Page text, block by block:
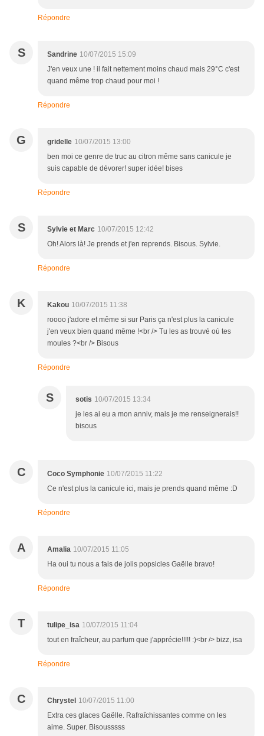
Répondre
S Sandrine 10/07/2015 15:09
J'en veux une ! il fait nettement moins chaud mais 29°C c'est
quand même trop chaud pour moi !
Répondre
G gridelle 10/07/2015 13:00
ben moi ce genre de truc au citron même sans canicule je
suis capable de dévorer! super idée! bises
Répondre
S Sylvie et Marc 10/07/2015 12:42
Oh! Alors là! Je prends et j'en reprends. Bisous. Sylvie.
Répondre
K Kakou 10/07/2015 11:38
roooo j'adore et même si sur Paris ça n'est plus la canicule
j'en veux bien quand même !<br /> Tu les as trouvé où tes
moules ?<br /> Bisous
Répondre
S sotis 10/07/2015 13:34
je les ai eu a mon anniv, mais je me renseignerais!!
bisous
C Coco Symphonie 10/07/2015 11:22
Ce n'est plus la canicule ici, mais je prends quand même :D
Répondre
A Amalia 10/07/2015 11:05
Ha oui tu nous a fais de jolis popsicles Gaëlle bravo!
Répondre
T tulipe_isa 10/07/2015 11:04
tout en fraîcheur, au parfum que j'apprécie!!!!! :)<br /> bizz, isa
Répondre
C Chrystel 10/07/2015 11:00
Extra ces glaces Gaëlle. Rafraîchissantes comme on les
aime. Super. Bisousssss